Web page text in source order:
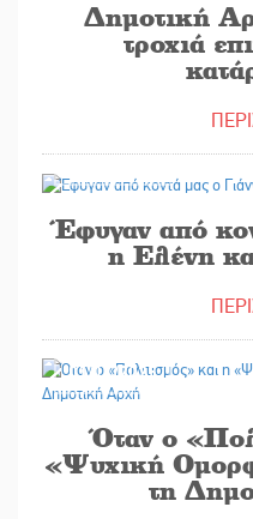
Δημοτική
τροχιά
Έφυγαν από
η Ελένη
01/11/2025
Όταν ο
«Ψυχική
τη